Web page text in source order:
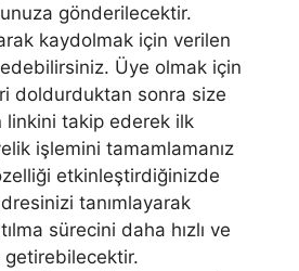
gönderilecektir.
kaydolmak için verilen
Üye olmak için
doldurduktan sonra size
linkini takip ederek ilk
işlemini tamamlamanız
etkinleştirdiğinizde
tanımlayarak
sürecini daha hızlı ve